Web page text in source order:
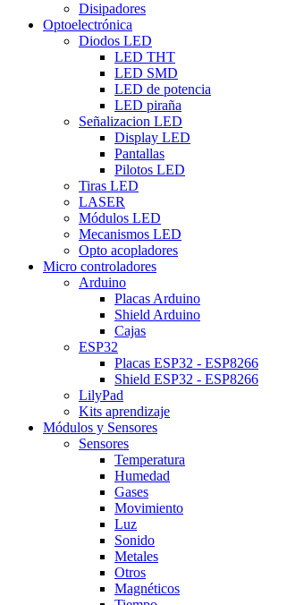
Disipadores
Optoelectrónica
Diodos LED
LED THT
LED SMD
LED de potencia
LED piraña
Señalizacion LED
Display LED
Pantallas
Pilotos LED
Tiras LED
LASER
Módulos LED
Mecanismos LED
Opto acopladores
Micro controladores
Arduino
Placas Arduino
Shield Arduino
Cajas
ESP32
Placas ESP32 - ESP8266
Shield ESP32 - ESP8266
LilyPad
Kits aprendizaje
Módulos y Sensores
Sensores
Temperatura
Humedad
Gases
Movimiento
Luz
Sonido
Metales
Otros
Magnéticos